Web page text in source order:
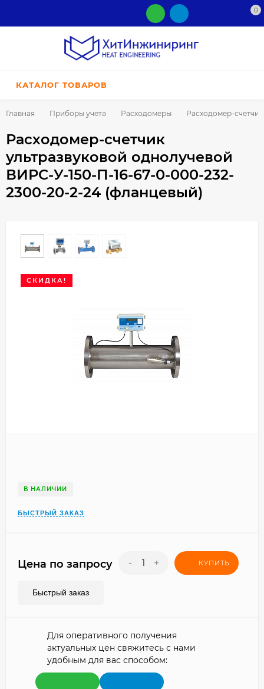
0
КАТАЛОГ ТОВАРОВ
Главная Приборы учета Расходомеры Расходомер-
Расходомер-счетчик
ультразвуковой однолучевой
ВИРС-У-150-П-16-67-0-000-232-
2300-20-2-24 (фланцевый)
СКИДКА!
В НАЛИЧИИ
БЫСТРЫЙ ЗАКАЗ
Цена по запросу - + КУПИТЬ
Быстрый заказ
Для оперативного получения
актуальных цен свяжитесь с нами
удобным для вас способом: